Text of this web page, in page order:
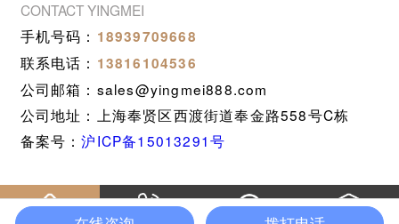
CONTACT YINGMEI
手机号码： 18939709668
联系电话： 13816104536
公司邮箱：sales@yingmei888.com
公司地址：上海奉贤区西渡街道奉金路558号C栋
备案号：沪ICP备15013291号